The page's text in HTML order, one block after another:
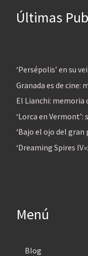
Últimas
‘Persépolis’ en su
Granada es de cine:
El Lianchi: memoria
‘Lorca en
‘Bajo el ojo del
‘Dreaming Spires
Menú
Blog